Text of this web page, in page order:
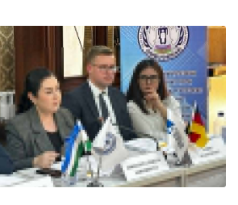
эркинликлари ва қонуний
ҳимоя қилиш ҳолати
тақдим этилди.